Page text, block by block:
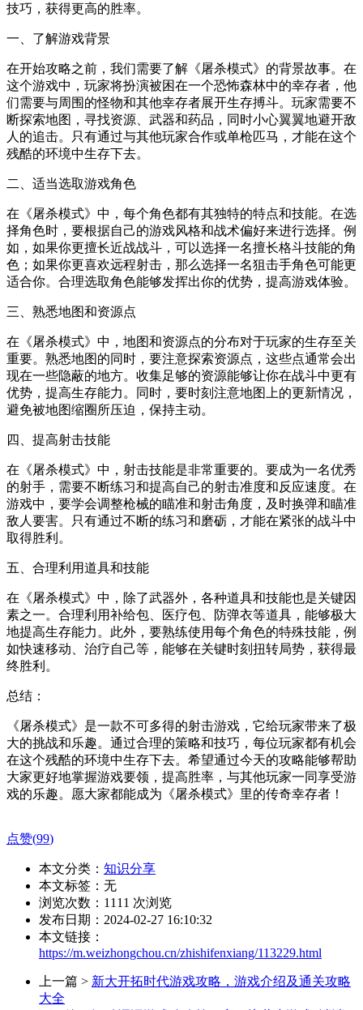
技巧，获得更高的胜率。
一、了解游戏背景
在开始攻略之前，我们需要了解《屠杀模式》的背景故事。在
这个游戏中，玩家将扮演被困在一个恐怖森林中的幸存者，他
们需要与周围的怪物和其他幸存者展开生存搏斗。玩家需要不
断探索地图，寻找资源、武器和药品，同时小心翼翼地避开敌
人的追击。只有通过与其他玩家合作或单枪匹马，才能在这个
残酷的环境中生存下去。
二、适当选取游戏角色
在《屠杀模式》中，每个角色都有其独特的特点和技能。在选
择角色时，要根据自己的游戏风格和战术偏好来进行选择。例
如，如果你更擅长近战战斗，可以选择一名擅长格斗技能的角
色；如果你更喜欢远程射击，那么选择一名狙击手角色可能更
适合你。合理选取角色能够发挥出你的优势，提高游戏体验。
三、熟悉地图和资源点
在《屠杀模式》中，地图和资源点的分布对于玩家的生存至关
重要。熟悉地图的同时，要注意探索资源点，这些点通常会出
现在一些隐蔽的地方。收集足够的资源能够让你在战斗中更有
优势，提高生存能力。同时，要时刻注意地图上的更新情况，
避免被地图缩圈所压迫，保持主动。
四、提高射击技能
在《屠杀模式》中，射击技能是非常重要的。要成为一名优秀
的射手，需要不断练习和提高自己的射击准度和反应速度。在
游戏中，要学会调整枪械的瞄准和射击角度，及时换弹和瞄准
敌人要害。只有通过不断的练习和磨砺，才能在紧张的战斗中
取得胜利。
五、合理利用道具和技能
在《屠杀模式》中，除了武器外，各种道具和技能也是关键因
素之一。合理利用补给包、医疗包、防弹衣等道具，能够极大
地提高生存能力。此外，要熟练使用每个角色的特殊技能，例
如快速移动、治疗自己等，能够在关键时刻扭转局势，获得最
终胜利。
总结：
《屠杀模式》是一款不可多得的射击游戏，它给玩家带来了极
大的挑战和乐趣。通过合理的策略和技巧，每位玩家都有机会
在这个残酷的环境中生存下去。希望通过今天的攻略能够帮助
大家更好地掌握游戏要领，提高胜率，与其他玩家一同享受游
戏的乐趣。愿大家都能成为《屠杀模式》里的传奇幸存者！
点赞(99)
本文分类： 知识分享
本文标签：无
浏览次数： 1111 次浏览
发布日期：2024-02-27 16:10:32
本文链接：
https://m.weizhongchou.cn/zhishifenxiang/113229.html
上一篇 > 新大开拓时代游戏攻略，游戏介绍及通关攻略
大全